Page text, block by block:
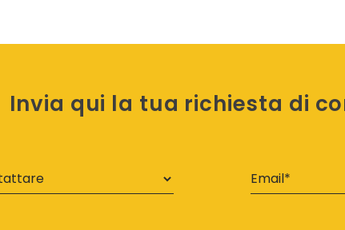
Invia qui la tua richiesta di